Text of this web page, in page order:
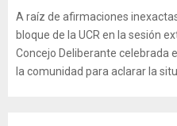
A raíz de afirmaciones
bloque de la UCR en la sesión
Concejo Deliberante celebrada
la comunidad para aclarar la